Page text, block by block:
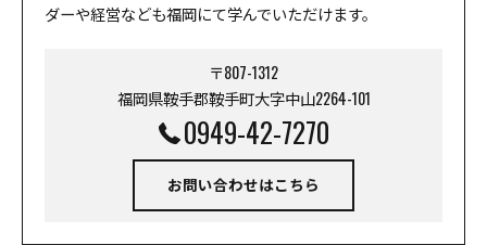
ダーや経営なども福岡にて学んでいただけます。
〒807-1312
福岡県鞍手郡鞍手町大字中山2264-101
0949-42-7270
お問い合わせはこちら